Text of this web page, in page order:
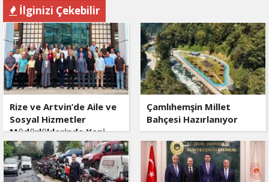
İlginizi Çekebilir
Rize ve Artvin’de Aile ve
Sosyal Hizmetler
Müdürlüklerinde Yeni
Dönem
Çamlıhemşin Millet
Bahçesi Hazırlanıyor